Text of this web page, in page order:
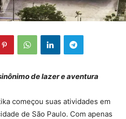
de lazer e aventura
começou suas atividades em
de São Paulo. Com apenas